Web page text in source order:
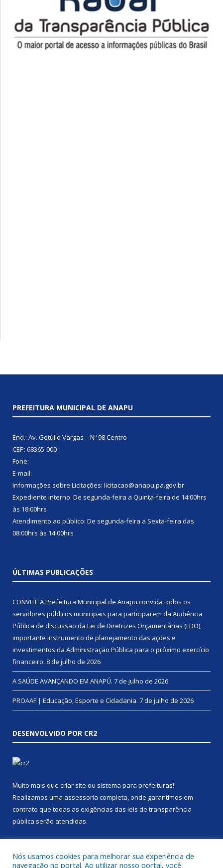
PREFEITURA MUNICIPAL DE ANAPU
End.: Av. Getúlio Vargas – Nº 98 Centro
CEP: 68365-000
Fone:
E-mail:
Informações sobre Licitações: licitacao@anapu.pa.gov.br
Expediente interno: De segunda-feira a Quinta-feira de 14:00hrs
às 18:00hrs
Atendimento ao público: De segunda-feira a Sexta-feira das
08:00hrs às 14:00hrs
ÚLTIMAS PUBLICAÇÕES
CONVITE A Prefeitura Municipal de Anapu convida todos os
servidores públicos municipais para participarem da Audiência
Pública de discussão da Lei de Diretrizes Orçamentárias (LDO),
importante instrumento de planejamento das ações e
investimentos da Administração Pública para o próximo exercício
financeiro. 8 de julho de 2026
A SAÚDE AVANÇANDO EM ANAPÚ. 7 de julho de 2026
PROAAF | Educação, Esporte e Cidadania. 7 de julho de 2026
DESENVOLVIDO POR CR2
Muito mais que criar site ou sistema para prefeituras!
Realizamos uma assessoria completa, onde garantimos em
contrato que todas as exigências das leis de transparência
pública serão atendidas.
Nós usamos cookies para melhorar sua experiência de
navegação no portal. Ao utilizar nosso portal, você